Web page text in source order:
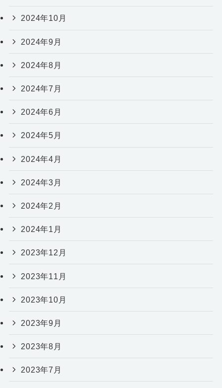
2024年10月
2024年9月
2024年8月
2024年7月
2024年6月
2024年5月
2024年4月
2024年3月
2024年2月
2024年1月
2023年12月
2023年11月
2023年10月
2023年9月
2023年8月
2023年7月